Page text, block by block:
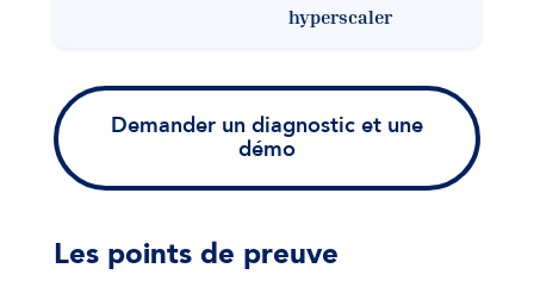
hyperscaler
Demander un diagnostic et une
démo
Les points de preuve